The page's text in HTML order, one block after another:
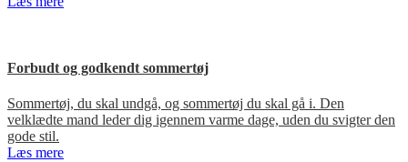
Forbudt og godkendt sommertøj
Sommertøj, du skal undgå, og sommertøj du skal gå i. Den
velklædte mand leder dig igennem varme dage, uden du svigter den
gode stil.
Læs mere